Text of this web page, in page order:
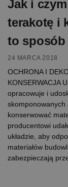
Jak i
terakotę i
to sposób
24 MARCA 2018
OCHRONA I
KONSERWACJA
opracowuje i
skomponowanych
konserwować
producentowi
układzie, aby
materiałów
zabezpieczają